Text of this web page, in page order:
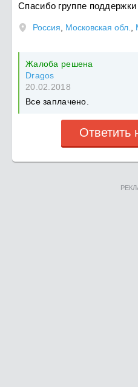
Спасибо группе поддержки
Россия Московская обл.
Жалоба решена
Dragos
20.02.2018
Все заплачено.
Ответить